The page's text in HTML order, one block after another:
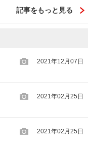
記事をもっと見る
2021年12月07日
2021年02月25日
2021年02月25日